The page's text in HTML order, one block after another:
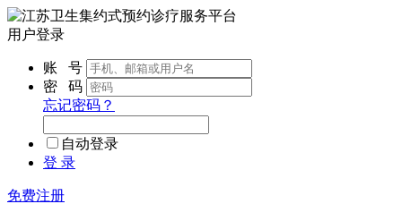
用户登录
账 号
密 码
忘记密码？
自动登录
登 录
免费注册